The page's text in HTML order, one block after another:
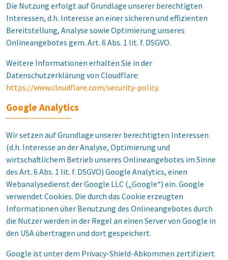
Die Nutzung erfolgt auf Grundlage unserer berechtigten
Interessen, d.h. Interesse an einer sicheren und effizienten
Bereitstellung, Analyse sowie Optimierung unseres
Onlineangebotes gem. Art. 6 Abs. 1 lit. f. DSGVO.
Weitere Informationen erhalten Sie in der
Datenschutzerklärung von Cloudflare:
https://www.cloudflare.com/security-policy.
Google Analytics
Wir setzen auf Grundlage unserer berechtigten Interessen
(d.h. Interesse an der Analyse, Optimierung und
wirtschaftlichem Betrieb unseres Onlineangebotes im Sinne
des Art. 6 Abs. 1 lit. f. DSGVO) Google Analytics, einen
Webanalysedienst der Google LLC („Google“) ein. Google
verwendet Cookies. Die durch das Cookie erzeugten
Informationen über Benutzung des Onlineangebotes durch
die Nutzer werden in der Regel an einen Server von Google in
den USA übertragen und dort gespeichert.
Google ist unter dem Privacy-Shield-Abkommen zertifiziert